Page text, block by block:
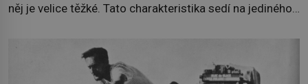
něj je velice těžké. Tato charakteristika sedí na jediného
1778), jenže v Asii o něm ví už celá staletí. Zvíře
připomíná jelena, v kohoutku dosahuje […]